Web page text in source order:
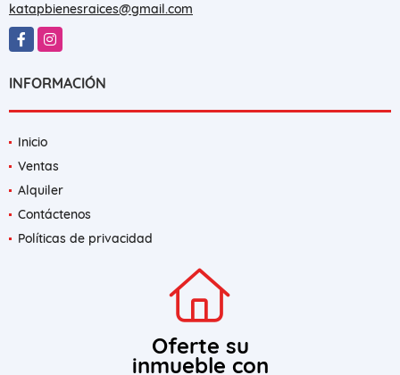
katapbienesraices@gmail.com
FacebookInstagram
INFORMACIÓN
Inicio
Ventas
Alquiler
Contáctenos
Políticas de privacidad
Oferte su
inmueble con